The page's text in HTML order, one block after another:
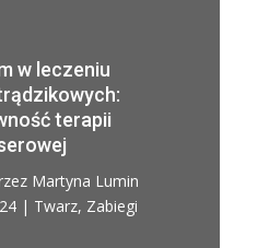
w leczeniu
terapii
Martyna Lumin
| Twarz, Zabiegi